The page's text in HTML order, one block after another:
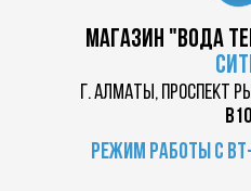
магазин "вода
г. Алматы, проспект
Режим работы с